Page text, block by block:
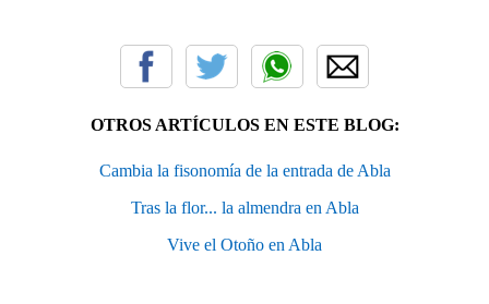
OTROS ARTÍCULOS EN ESTE BLOG:
Cambia la fisonomía de la entrada de Abla
Tras la flor... la almendra en Abla
Vive el Otoño en Abla